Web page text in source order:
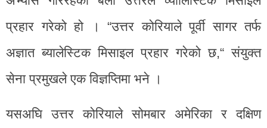
प्रहार गरेको हो । “उत्तर कोरियाले पूर्वी सागर तर्फ
अज्ञात ब्यालेस्टिक मिसाइल प्रहार गरेको छ,“ संयुक्त
सेना प्रमुखले एक विज्ञप्तिमा भने ।
यसअघि उत्तर कोरियाले सोमबार अमेरिका र दक्षिण